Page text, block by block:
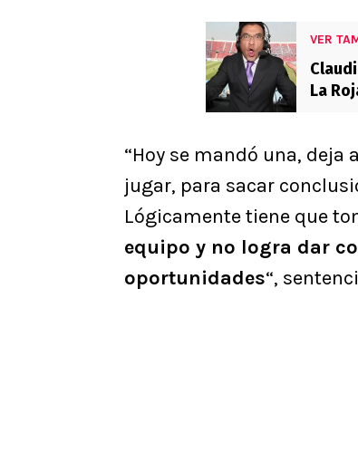
VER
La
“Hoy se mandó una, deja
jugar, para sacar
Lógicamente tiene que
equipo y no logra dar
oportunidades“,